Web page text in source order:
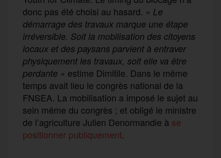
donc pas été choisi au hasard. « Le
démarrage des travaux marque une étape
irréversible. Soit la mobilisation des citoyens
locaux et des paysans parvient à entraver
physiquement les travaux, soit elle va être
perdante » estime Dimitile. Dans le même
temps avait lieu le congrès national de la
FNSEA. La mobilisation a imposé le sujet au
sein même du congrès ; et obligé le ministre
de l’agriculture Julien Denormandie à se
positionner publiquement.